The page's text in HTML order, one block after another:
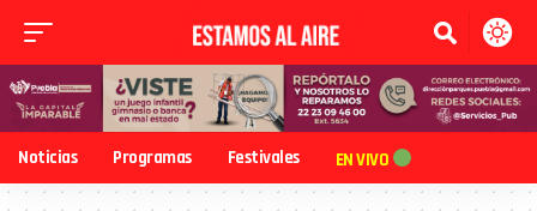
Noticias Programas Festivales EN VIVO